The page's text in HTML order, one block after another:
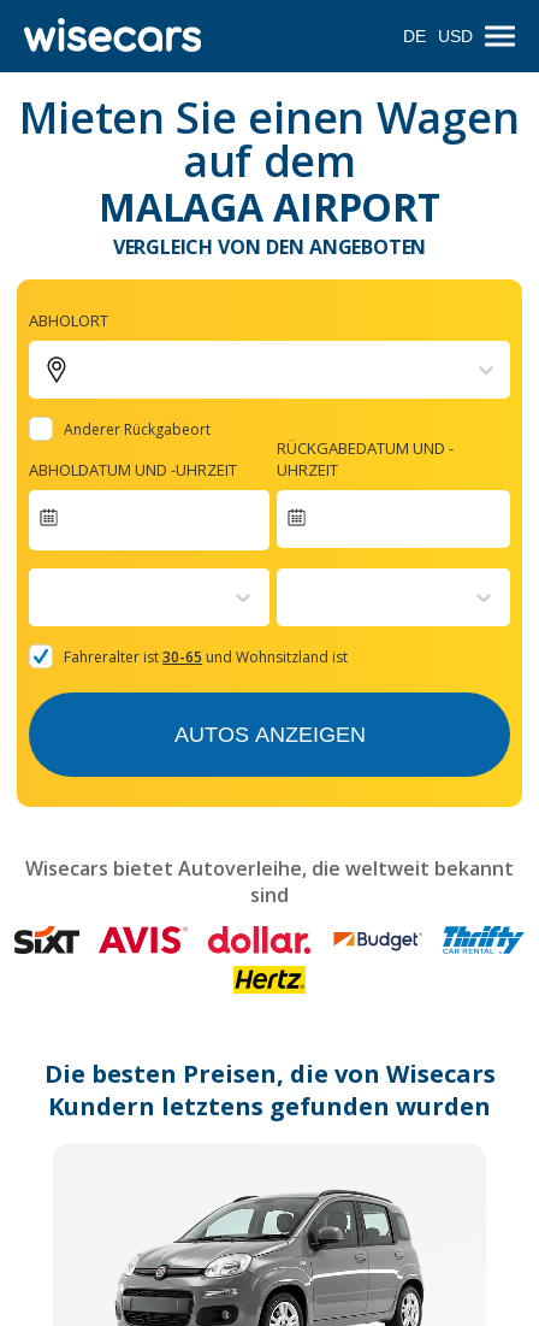
DE USD
Mieten Sie einen Wagen
auf dem
MALAGA AIRPORT
VERGLEICH VON DEN ANGEBOTEN
ABHOLORT
Anderer Rückgabeort
ABHOLDATUM UND -UHRZEIT
forward
with
the
and
mark
get
the
dates.
RÜCKGABEDATUM UND -
UHRZEIT
Fahreralter ist30-65 und Wohnsitzland ist
AUTOS ANZEIGEN
Wisecars bietet Autoverleihe, die weltweit bekannt
sind
Die besten Preisen, die von Wisecars
Kundern letztens gefunden wurden